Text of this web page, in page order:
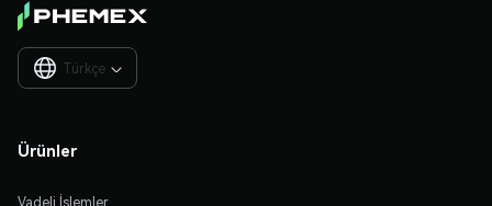
Türkçe 
Ürünler
Vadeli İşlemler